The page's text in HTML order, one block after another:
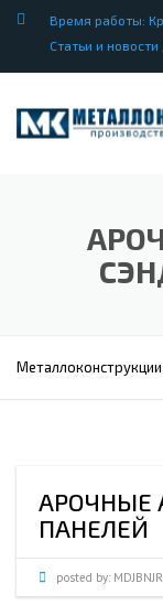
Время работы:
Статьи и новости
Металлоконструкции
АРОЧНЫЕ
ПАНЕЛЕЙ
posted by: